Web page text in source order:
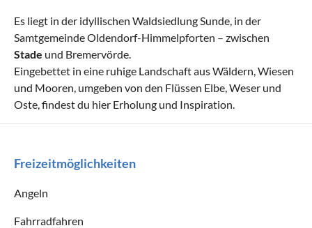
Es liegt in der idyllischen Waldsiedlung Sunde, in der
Samtgemeinde Oldendorf-Himmelpforten – zwischen
Stade und Bremervörde.
Eingebettet in eine ruhige Landschaft aus Wäldern, Wiesen
und Mooren, umgeben von den Flüssen Elbe, Weser und
Oste, findest du hier Erholung und Inspiration.
Freizeitmöglichkeiten
Angeln
Fahrradfahren